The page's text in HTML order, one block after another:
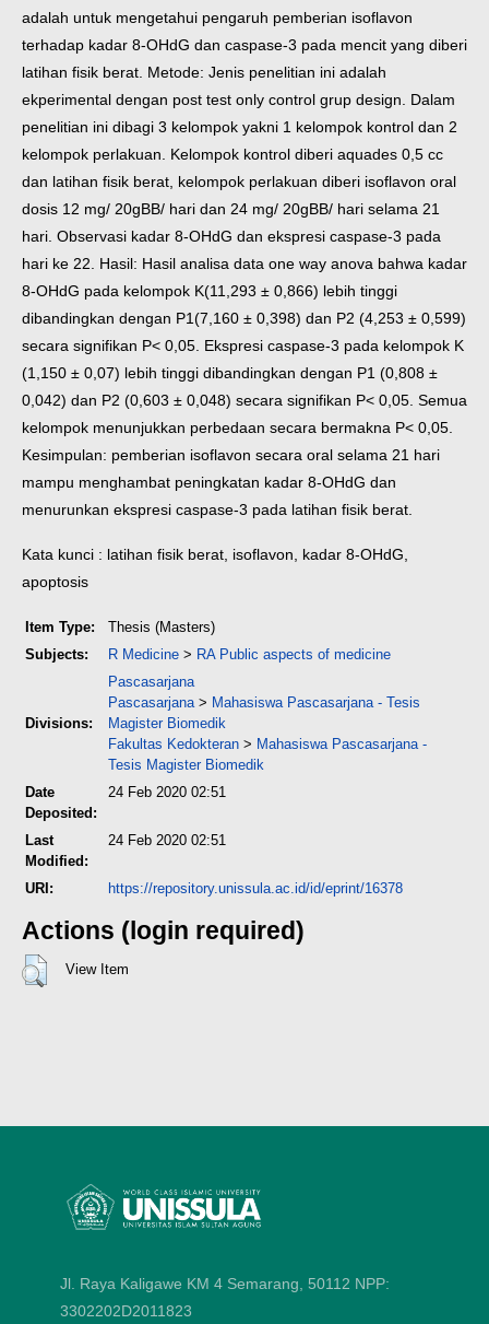
adalah untuk mengetahui pengaruh pemberian isoflavon
terhadap kadar 8-OHdG dan caspase-3 pada mencit yang diberi
latihan fisik berat. Metode: Jenis penelitian ini adalah
ekperimental dengan post test only control grup design. Dalam
penelitian ini dibagi 3 kelompok yakni 1 kelompok kontrol dan 2
kelompok perlakuan. Kelompok kontrol diberi aquades 0,5 cc
dan latihan fisik berat, kelompok perlakuan diberi isoflavon oral
dosis 12 mg/ 20gBB/ hari dan 24 mg/ 20gBB/ hari selama 21
hari. Observasi kadar 8-OHdG dan ekspresi caspase-3 pada
hari ke 22. Hasil: Hasil analisa data one way anova bahwa kadar
8-OHdG pada kelompok K(11,293 ± 0,866) lebih tinggi
dibandingkan dengan P1(7,160 ± 0,398) dan P2 (4,253 ± 0,599)
secara signifikan P< 0,05. Ekspresi caspase-3 pada kelompok K
(1,150 ± 0,07) lebih tinggi dibandingkan dengan P1 (0,808 ±
0,042) dan P2 (0,603 ± 0,048) secara signifikan P< 0,05. Semua
kelompok menunjukkan perbedaan secara bermakna P< 0,05.
Kesimpulan: pemberian isoflavon secara oral selama 21 hari
mampu menghambat peningkatan kadar 8-OHdG dan
menurunkan ekspresi caspase-3 pada latihan fisik berat.
Kata kunci : latihan fisik berat, isoflavon, kadar 8-OHdG,
apoptosis
Item Type:
Thesis (Masters)
Subjects:
R Medicine > RA Public aspects of medicine
Divisions:
Pascasarjana
Pascasarjana > Mahasiswa Pascasarjana - Tesis
Magister Biomedik
Fakultas Kedokteran > Mahasiswa Pascasarjana -
Tesis Magister Biomedik
Date
Deposited:
24 Feb 2020 02:51
Last
Modified:
24 Feb 2020 02:51
URI: https://repository.unissula.ac.id/id/eprint/16378
Actions (login required)
View Item
Jl. Raya Kaligawe KM 4 Semarang, 50112 NPP:
3302202D2011823